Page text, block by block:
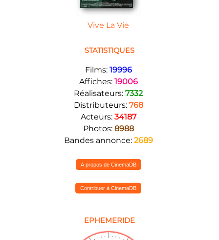
Vive La Vie
STATISTIQUES
Films: 19996
Affiches: 19006
Réalisateurs: 7332
Distributeurs: 768
Acteurs: 34187
Photos: 8988
Bandes annonce: 2689
A propos de CinemaDB
Contribuer à CinemaDB
EPHEMERIDE